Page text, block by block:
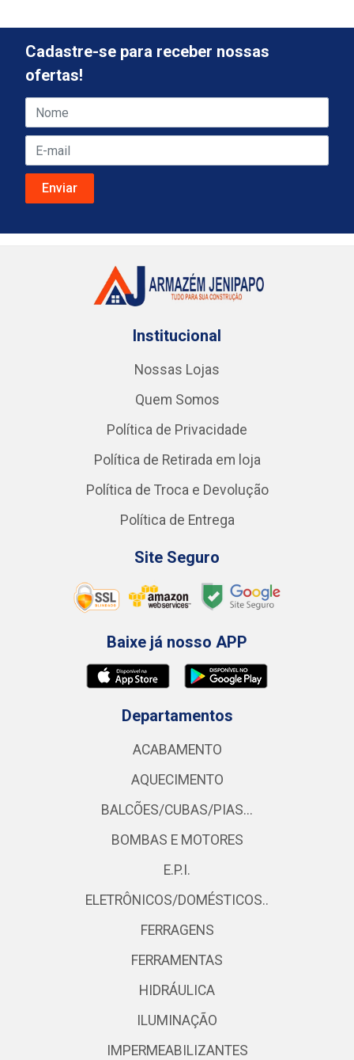
Cadastre-se para receber nossas
ofertas!
Institucional
Nossas Lojas
Quem Somos
Política de Privacidade
Política de Retirada em loja
Política de Troca e Devolução
Política de Entrega
Site Seguro
Baixe já nosso APP
Departamentos
ACABAMENTO
AQUECIMENTO
BALCÕES/CUBAS/PIAS...
BOMBAS E MOTORES
E.P.I.
ELETRÔNICOS/DOMÉSTICOS..
FERRAGENS
FERRAMENTAS
HIDRÁULICA
ILUMINAÇÃO
IMPERMEABILIZANTES